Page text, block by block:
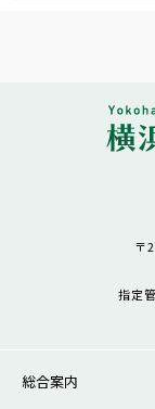
〒
指定
総合案内